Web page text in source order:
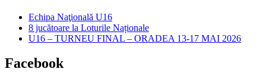
Echipa Naţională U16
8 jucătoare la Loturile Naționale
U16 – TURNEU FINAL – ORADEA 13-17 MAI 2026
Facebook